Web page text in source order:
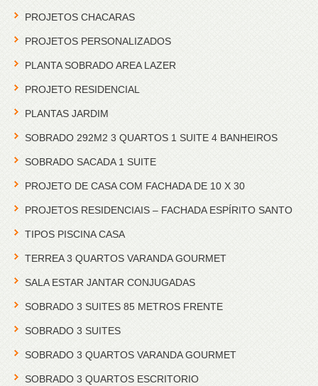
PROJETOS CHACARAS
PROJETOS PERSONALIZADOS
PLANTA SOBRADO AREA LAZER
PROJETO RESIDENCIAL
PLANTAS JARDIM
SOBRADO 292M2 3 QUARTOS 1 SUITE 4 BANHEIROS
SOBRADO SACADA 1 SUITE
PROJETO DE CASA COM FACHADA DE 10 X 30
PROJETOS RESIDENCIAIS – FACHADA ESPÍRITO SANTO
TIPOS PISCINA CASA
TERREA 3 QUARTOS VARANDA GOURMET
SALA ESTAR JANTAR CONJUGADAS
SOBRADO 3 SUITES 85 METROS FRENTE
SOBRADO 3 SUITES
SOBRADO 3 QUARTOS VARANDA GOURMET
SOBRADO 3 QUARTOS ESCRITORIO